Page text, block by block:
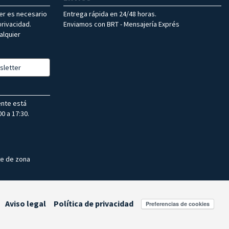
es necesario
Entrega rápida en 24/48 horas.
Enviamos con BRT - Mensajería Exprés
está
a 17:30.
de zona
Aviso legal Política de privacidad Preferencias de cookies